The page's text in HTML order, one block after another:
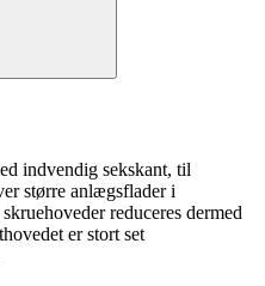
indvendig sekskant, til
større anlægsflader i
reduceres dermed
er stort set